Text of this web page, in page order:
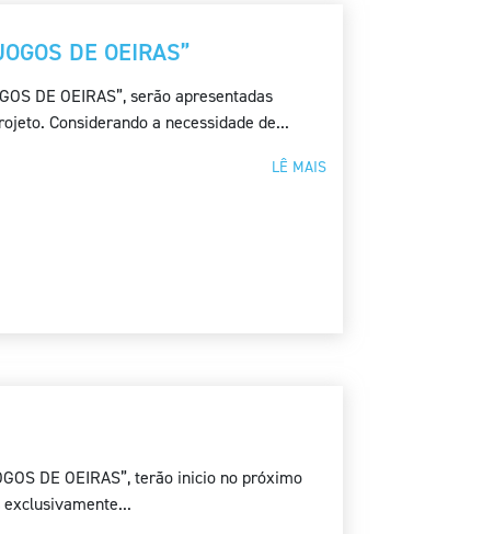
DE OEIRAS”
DE OEIRAS”, serão apresentadas
Considerando a necessidade de...
LÊ MAIS
DE OEIRAS”, terão inicio no próximo